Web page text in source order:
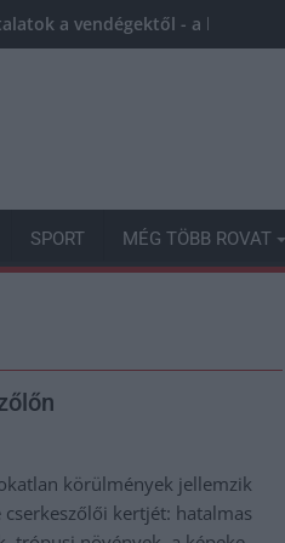
a vendégektől - a
SPORT MÉG TÖBB ROVAT
körülmények jellemzik
cserkeszőlői kertjét: hatalmas